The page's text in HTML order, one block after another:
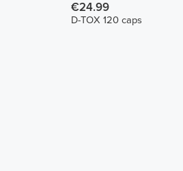
€24.99
D-TOX 120 caps